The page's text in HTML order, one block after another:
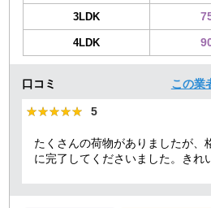
3LDK
4LDK
口コミ この業
★★★★★
★★★★★ 5
たくさんの荷物がありましたが、
に完了してくださいました。きれ
ありがとうございました。作業